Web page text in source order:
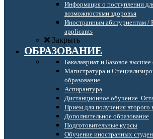
Информация о поступлении
возможностями здоровья
Иностранным абитуриентам /
applicants
Закрыть
ОБРАЗОВАНИЕ
Бакалавриат и Базовое высшее
Магистратура и
образование
Аспирантура
Дистанционное обучение.
Прием для получения второго
Дополнительное образование
Подготовительные курсы
Обучение иностранных